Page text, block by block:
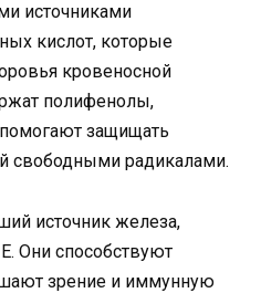
источниками
кислот, которые
кровеносной
полифенолы,
защищать
свободными радикалами.
источник железа,
Они способствуют
зрение и иммунную